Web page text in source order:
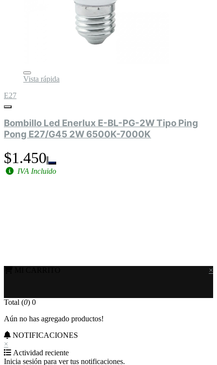
Vista rápida
E27
Bombillo Led Enerlux E-BL-PG-2W Tipo Ping
Pong E27/G45 2W 6500K-7000K
$1.450
IVA Incluido
×
Total (0) 0
Aún no has agregado productos!
NOTIFICACIONES
×
Actividad reciente
Inicia sesión para ver tus notificaciones.